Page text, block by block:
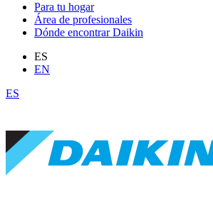
Para tu hogar
Área de profesionales
Dónde encontrar Daikin
ES
EN
ES